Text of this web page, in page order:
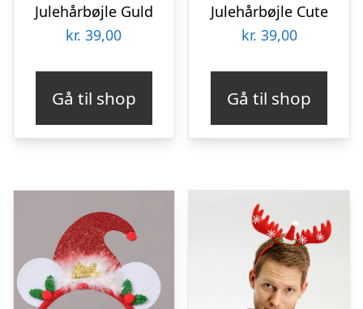
Julehårbøjle Guld
kr. 39,00
Gå til shop
Julehårbøjle Cute
kr. 39,00
Gå til shop